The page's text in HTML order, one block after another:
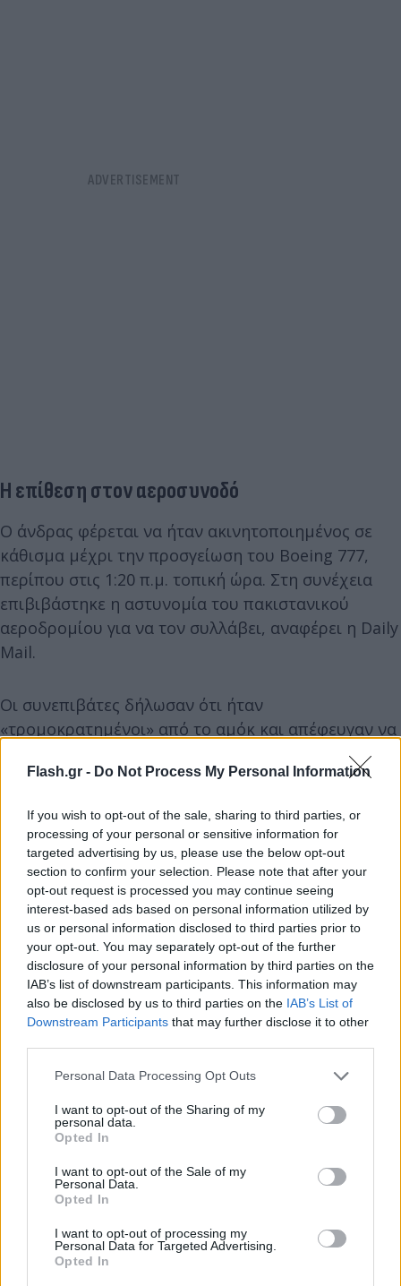
Flash.gr - Do Not Process My Personal Information
If you wish to opt-out of the sale, sharing to third parties, or
processing of your personal or sensitive information for
targeted advertising by us, please use the below opt-out
section to confirm your selection. Please note that after your
opt-out request is processed you may continue seeing
interest-based ads based on personal information utilized by
us or personal information disclosed to third parties prior to
your opt-out. You may separately opt-out of the further
disclosure of your personal information by third parties on the
IAB’s list of downstream participants. This information may
also be disclosed by us to third parties on the IAB’s List of
Downstream Participants that may further disclose it to other
Please note that this website/app uses one or more Google
not limited to your visit or usage behaviour. You may click to
grant or deny consent to Google and its third-party tags to
use your data for below specified purposes in below Google
consent section.
Personal Data Processing Opt Outs
I want to opt-out of the Sharing of my
personal data.
Opted In
I want to opt-out of the Sale of my
Personal Data.
Opted In
I want to opt-out of processing my
Personal Data for Targeted Advertising.
Opted In
Η επίθεση στον αεροσυνοδό
Ο άνδρας φέρεται να ήταν ακινητοποιημένος σε
κάθισμα μέχρι την προσγείωση του Boeing 777,
περίπου στις 1:20 π.μ. τοπική ώρα. Στη συνέχεια
επιβιβάστηκε η αστυνομία του πακιστανικού
αεροδρομίου για να τον συλλάβει, αναφέρει η Daily
Mail.
Οι συνεπιβάτες δήλωσαν ότι ήταν
«τρομοκρατημένοι» από το αμόκ και απέφευγαν να
περνούν δίπλα από τον ιπτάμενο υπό τον φόβο ότι
θα μπορούσε να τους επιτεθεί.
Cabin crew on an Emirates flight between Dubai
and Islamabad forced to tackle a drunk passenger
after he allegedly became violent during the two-
and-a-half-hour flight.
📹 AmirMateen2 pic.twitter.com/2sGaBA1J5q
— Breaking Aviation News & Videos (@aviationbrk) February 26, 2024
Ένας από αυτούς είπε: «Ο μεθυσμένος τύπος ήταν
εξαιρετικά βίαιος. Το πλήρωμα της Emirates τον
συγκράτησε και του πέρασε χειροπέδες, αλλά
φύγει, καθώς είχε καλές διασυνδέσεις».